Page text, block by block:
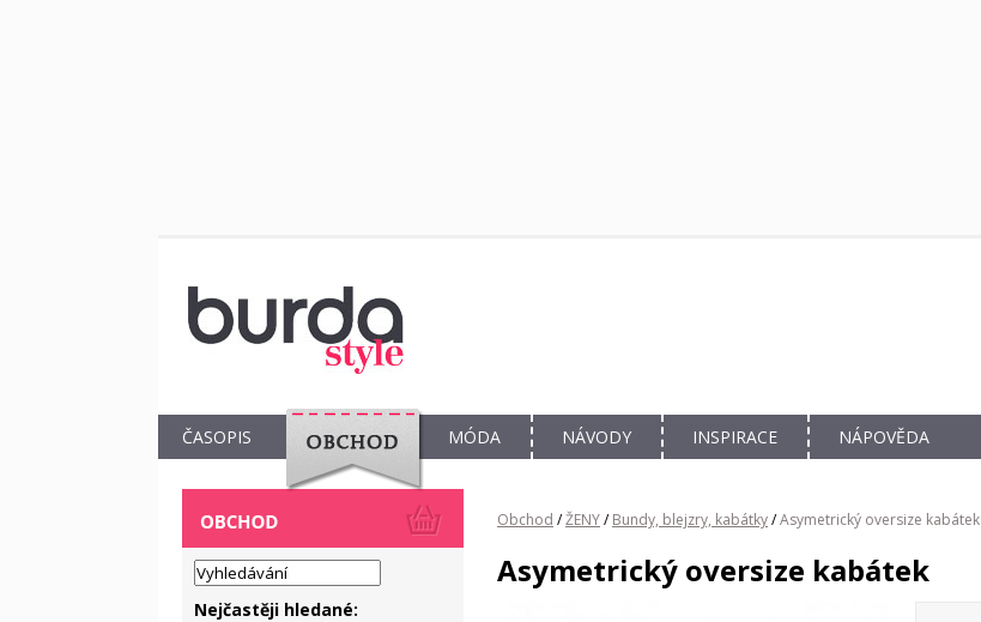
ČASOPIS
OBCHOD
MÓDA NÁVODY INSPIRACE NÁPOVĚDA
Nejčastěji hledané:
Obchod /ŽENY/ Bundy, blejzry, kabátky/Asymetrický oversize kabátek
Asymetrický oversize kabátek